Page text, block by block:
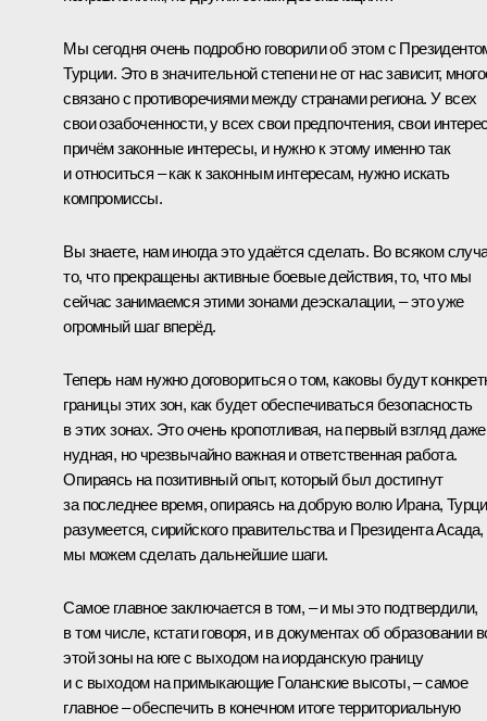
Мы сегодня очень подробно говорили об этом с
Турции. Это в значительной степени не от нас зависит,
связано с противоречиями между странами региона. У всех
свои озабоченности, у всех свои предпочтения, свои
причём законные интересы, и нужно к этому именно так
и относиться – как к законным интересам, нужно искать
компромиссы.
Вы знаете, нам иногда это удаётся сделать. Во всяком
то, что прекращены активные боевые действия, то, что мы
сейчас занимаемся этими зонами деэскалации, – это уже
огромный шаг вперёд.
Теперь нам нужно договориться о том, каковы будут
границы этих зон, как будет обеспечиваться безопасность
в этих зонах. Это очень кропотливая, на первый взгляд даже
нудная, но чрезвычайно важная и ответственная работа.
Опираясь на позитивный опыт, который был достигнут
за последнее время, опираясь на добрую волю Ирана,
разумеется, сирийского правительства и Президента Асада,
мы можем сделать дальнейшие шаги.
Самое главное заключается в том, – и мы это подтвердили,
в том числе, кстати говоря, и в документах об образовании
этой зоны на юге с выходом на иорданскую границу
и с выходом на примыкающие Голанские высоты, – самое
главное – обеспечить в конечном итоге территориальную